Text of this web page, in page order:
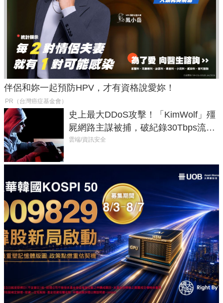
伴侶和妳一起預防HPV，才有資格說愛妳！
PR（台灣癌症基金會）
史上最大DDoS攻擊！「KimWolf」殭
屍網路主謀被捕，破紀錄30Tbps流量
癱瘓全球！
雲端/資訊安全